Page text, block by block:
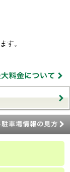
す。